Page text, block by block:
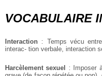
VOCABULAIRE
Interaction : Temps vécu
interac- tion verbale, interaction
Harcèlement sexuel
: Imposer